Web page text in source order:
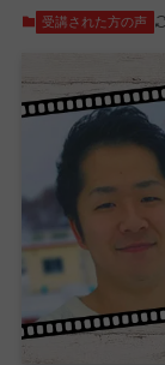
受講された方の声